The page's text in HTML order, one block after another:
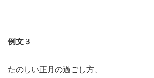
例文３
たのしい正月の過ごし方、